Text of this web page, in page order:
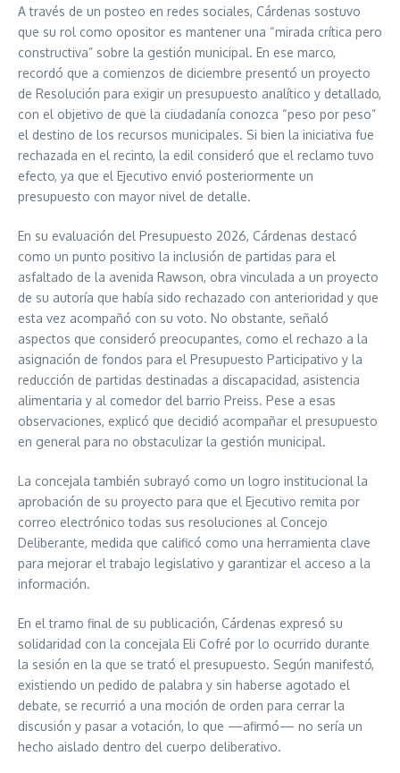
A través de un posteo en redes sociales, Cárdenas sostuvo
que su rol como opositor es mantener una “mirada crítica pero
constructiva” sobre la gestión municipal. En ese marco,
recordó que a comienzos de diciembre presentó un proyecto
de Resolución para exigir un presupuesto analítico y detallado,
con el objetivo de que la ciudadanía conozca “peso por peso”
el destino de los recursos municipales. Si bien la iniciativa fue
rechazada en el recinto, la edil consideró que el reclamo tuvo
efecto, ya que el Ejecutivo envió posteriormente un
presupuesto con mayor nivel de detalle.
En su evaluación del Presupuesto 2026, Cárdenas destacó
como un punto positivo la inclusión de partidas para el
asfaltado de la avenida Rawson, obra vinculada a un proyecto
de su autoría que había sido rechazado con anterioridad y que
esta vez acompañó con su voto. No obstante, señaló
aspectos que consideró preocupantes, como el rechazo a la
asignación de fondos para el Presupuesto Participativo y la
reducción de partidas destinadas a discapacidad, asistencia
alimentaria y al comedor del barrio Preiss. Pese a esas
observaciones, explicó que decidió acompañar el presupuesto
en general para no obstaculizar la gestión municipal.
La concejala también subrayó como un logro institucional la
aprobación de su proyecto para que el Ejecutivo remita por
correo electrónico todas sus resoluciones al Concejo
Deliberante, medida que calificó como una herramienta clave
para mejorar el trabajo legislativo y garantizar el acceso a la
información.
En el tramo final de su publicación, Cárdenas expresó su
solidaridad con la concejala Eli Cofré por lo ocurrido durante
la sesión en la que se trató el presupuesto. Según manifestó,
existiendo un pedido de palabra y sin haberse agotado el
debate, se recurrió a una moción de orden para cerrar la
discusión y pasar a votación, lo que —afirmó— no sería un
hecho aislado dentro del cuerpo deliberativo.